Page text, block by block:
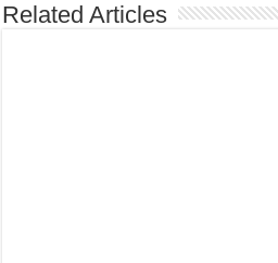
Related Articles